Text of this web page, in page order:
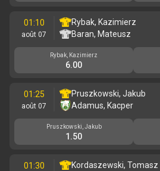
01:10
août 07
Rybak, Kazimierz
Baran, Mateusz
Rybak, Kazimierz
6.00
01:25
août 07
Pruszkowski, Jakub
Adamus, Kacper
Pruszkowski, Jakub
1.50
01:30
Kordaszewski, Tomasz